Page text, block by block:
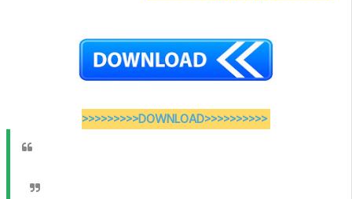
>>>>>>>>>DOWNLOAD>>>>>>>>>>